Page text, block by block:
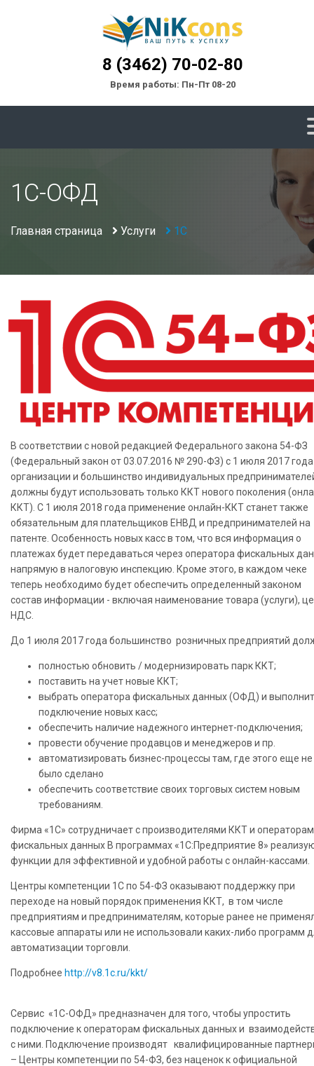
8 (3462) 70-02-80
Время работы: Пн-Пт 08-20
1С-ОФД
Главная страница Услуги 1С
В соответствии с новой редакцией Федерального закона 54-ФЗ
(Федеральный закон от 03.07.2016 № 290-ФЗ) с 1 июля 2017 года
организации и большинство индивидуальных
должны будут использовать только ККТ нового поколения
ККТ). С 1 июля 2018 года применение онлайн-ККТ станет также
обязательным для плательщиков ЕНВД и предпринимателей на
патенте. Особенность новых касс в том, что вся информация о
платежах будет передаваться через оператора фискальных
напрямую в налоговую инспекцию. Кроме этого, в каждом чеке
теперь необходимо будет обеспечить определенный законом
состав информации - включая наименование товара (услуги),
НДС.
До 1 июля 2017 года большинство розничных предприятий
полностью обновить / модернизировать парк ККТ;
поставить на учет новые ККТ;
выбрать оператора фискальных данных (ОФД) и
подключение новых касс;
обеспечить наличие надежного интернет-подключения;
провести обучение продавцов и менеджеров и пр.
автоматизировать бизнес-процессы там, где этого еще не
было сделано
обеспечить соответствие своих торговых систем новым
требованиям.
Фирма «1С» сотрудничает с производителями ККТ и
фискальных данных В программах «1С:Предприятие 8»
функции для эффективной и удобной работы с онлайн-кассами.
Центры компетенции 1С по 54-ФЗ оказывают поддержку при
переходе на новый порядок применения ККТ, в том числе
предприятиям и предпринимателям, которые ранее не
кассовые аппараты или не использовали каких-либо программ
автоматизации торговли.
Подробнее http://v8.1c.ru/kkt/
Сервис «1С-ОФД» предназначен для того, чтобы упростить
подключение к операторам фискальных данных и
с ними. Подключение производят квалифицированные
– Центры компетенции по 54-ФЗ, без наценок к официальной